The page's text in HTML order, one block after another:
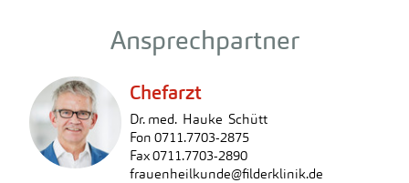
Ansprechpartner
Chefarzt
Dr. med. Hauke Schütt
Fon 0711.7703-2875
Fax 0711.7703-2890
frauenheilkunde@filderklinik.de